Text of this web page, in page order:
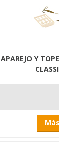
APAREJO Y